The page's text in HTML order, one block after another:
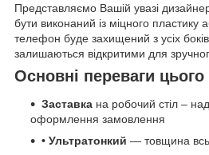
Представляємо Вашій увазі
бути виконаний із міцного пластику
телефон буде захищений з усіх
залишаються відкритими для
Основні переваги
Заставка на робочий стіл –
оформлення замовлення
• Ультратонкий — товщина